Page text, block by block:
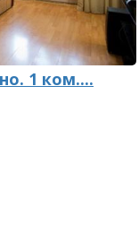
1 ком....